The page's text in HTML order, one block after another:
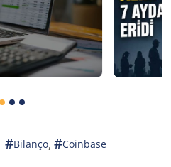
#Bilanço, #Coinbase